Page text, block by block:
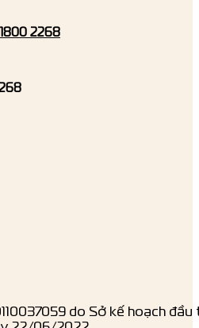
do Sở kế hoạch đầu
1800 2268